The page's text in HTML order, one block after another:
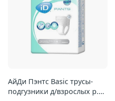
АйДи Пэнтс Basic трусы-
подгузники д/взрослых р.M